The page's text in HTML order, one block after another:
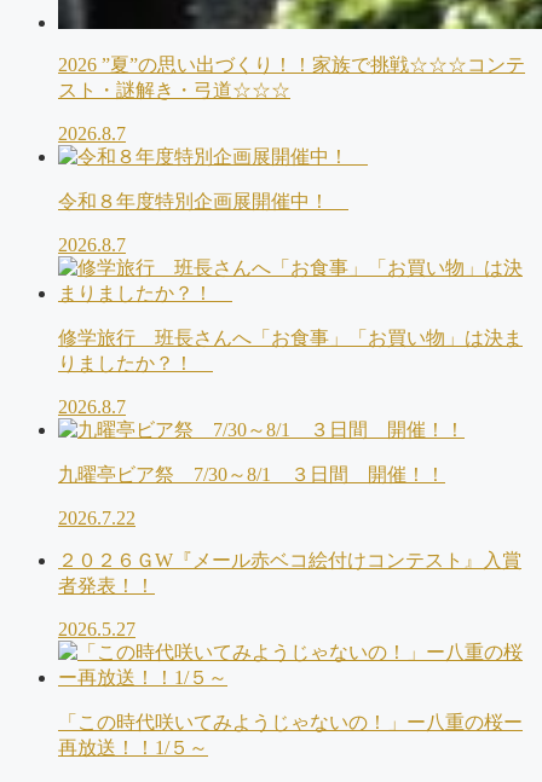
2026 ”夏”の思い出づくり！！家族で挑戦☆☆☆コンテ
スト・謎解き・弓道☆☆☆
2026.8.7
令和８年度特別企画展開催中！
2026.8.7
修学旅行 班長さんへ「お食事」「お買い物」は決ま
りましたか？！
2026.8.7
九曜亭ビア祭 7/30～8/1 ３日間 開催！！
2026.7.22
２０２６ＧW『メール赤ベコ絵付けコンテスト』入賞
者発表！！
2026.5.27
「この時代咲いてみようじゃないの！」ー八重の桜ー
再放送！！1/５～